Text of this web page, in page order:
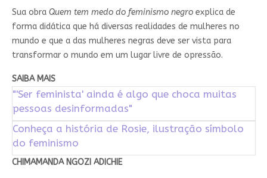
Sua obraQuem tem medo do feminismo negro explica de
forma didática que há diversas realidades de mulheres no
mundo e que a das mulheres negras deve ser vista para
transformar o mundo em um lugar livre de opressão.
SAIBA MAIS
"'Ser feminista' ainda é algo que choca muitas
pessoas desinformadas"
Conheça a história de Rosie, ilustração símbolo
do feminismo
CHIMAMANDA NGOZI ADICHIE